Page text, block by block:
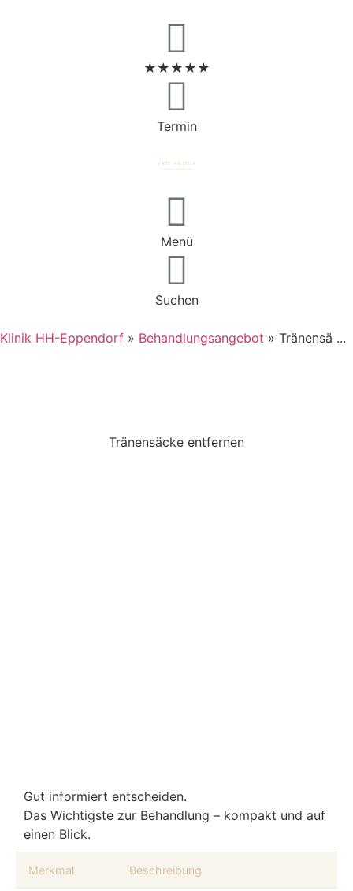
★★★★★
Termin
Menü
Suchen
Klinik HH-Eppendorf » Behandlungsangebot » Tränensä ...
Tränensäcke entfernen
Gut informiert entscheiden.
Das Wichtigste zur Behandlung – kompakt und auf
einen Blick.
Merkmal Beschreibung